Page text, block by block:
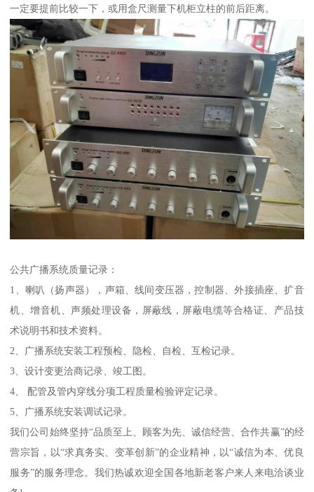
一定要提前比较一下，或用盒尺测量下机柜立柱的前后距离。
公共广播系统质量记录：
1、喇叭（扬声器），声箱、线间变压器，控制器、外接插座、扩音
机、增音机、声频处理设备，屏蔽线，屏蔽电缆等合格证、产品技
术说明书和技术资料。
2、广播系统安装工程预检、隐检、自检、互检记录。
3、设计变更洽商记录、竣工图。
4、 配管及管内穿线分项工程质量检验评定记录。
5、广播系统安装调试记录。
我们公司始终坚持“品质至上、顾客为先、诚信经营、合作共赢”的经
营宗旨，以“求真务实、变革创新”的企业精神，以“诚信为本、优良
服务”的服务理念。我们热诚欢迎全国各地新老客户来人来电洽谈业